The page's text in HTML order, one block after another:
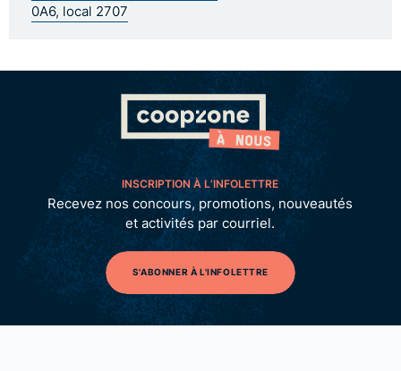
0A6, local 2707
INSCRIPTION À L’INFOLETTRE
Recevez nos concours, promotions, nouveautés
et activités par courriel.
S'ABONNER À L'INFOLETTRE